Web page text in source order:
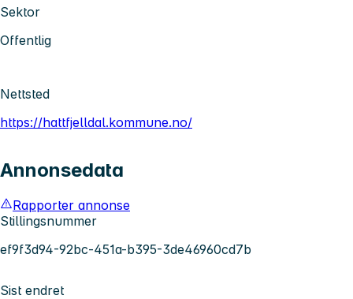
Sektor
Offentlig
Nettsted
https://hattfjelldal.kommune.no/
Annonsedata
Rapporter annonse
Stillingsnummer
ef9f3d94-92bc-451a-b395-3de46960cd7b
Sist endret